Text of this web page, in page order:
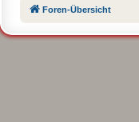
Foren-Übersicht